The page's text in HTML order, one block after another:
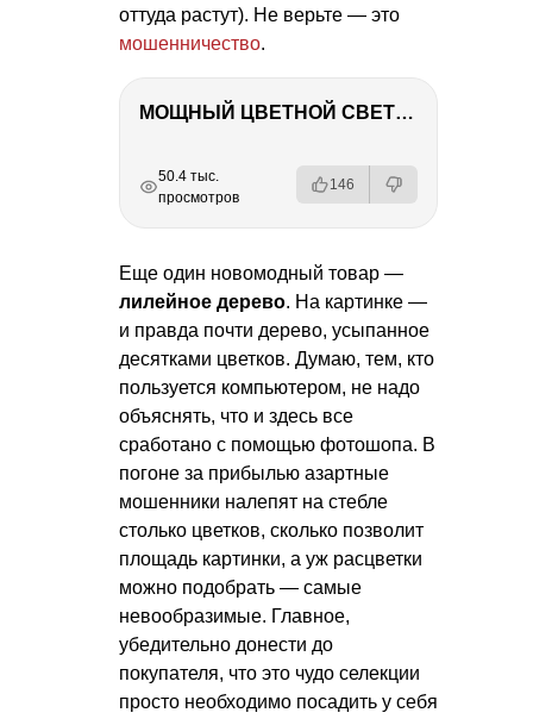
оттуда растут). Не верьте — это
мошенничество.
МОЩНЫЙ ЦВЕТНОЙ СВЕТ – NANLITE FC-500C
РЕКЛАМА
РЕКЛАМА
РЕКЛАМА
РЕКЛАМА
50.4 тыс.
просмотров
146
Еще один новомодный товар —
лилейное дерево. На картинке —
и правда почти дерево, усыпанное
десятками цветков. Думаю, тем, кто
пользуется компьютером, не надо
объяснять, что и здесь все
сработано с помощью фотошопа. В
погоне за прибылью азартные
мошенники налепят на стебле
столько цветков, сколько позволит
площадь картинки, а уж расцветки
можно подобрать — самые
невообразимые. Главное,
убедительно донести до
покупателя, что это чудо селекции
просто необходимо посадить у себя